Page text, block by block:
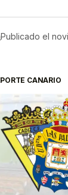
Publicado el
CANARIO